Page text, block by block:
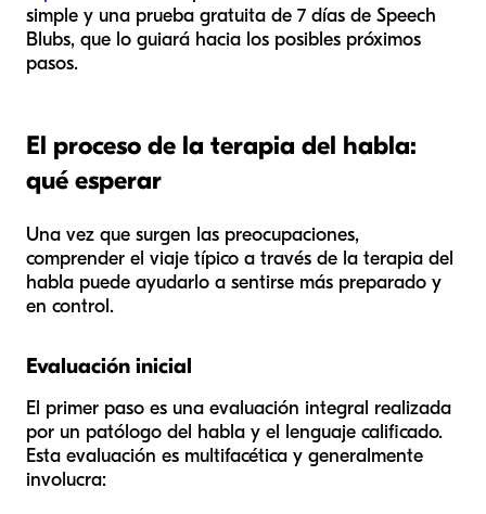
simple y una prueba gratuita de 7 días de Speech
Blubs, que lo guiará hacia los posibles próximos
pasos.
El proceso de la terapia del habla:
qué esperar
Una vez que surgen las preocupaciones,
comprender el viaje típico a través de la terapia del
habla puede ayudarlo a sentirse más preparado y
en control.
Evaluación inicial
El primer paso es una evaluación integral realizada
por un patólogo del habla y el lenguaje calificado.
Esta evaluación es multifacética y generalmente
involucra: